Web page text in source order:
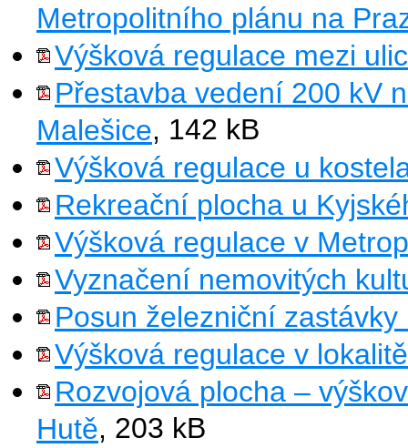
Metropolitního plánu na
Výšková regulace mezi
Přestavba vedení 200 kV
Malešice, 142 kB
Výšková regulace u
Rekreační plocha u
Výšková regulace v
Vyznačení nemovitých
Posun železniční zastávky
Výšková regulace v
Rozvojová plocha –
Hutě, 203 kB